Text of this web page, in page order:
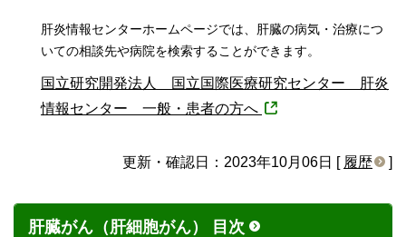
肝炎情報センターホームページでは、肝臓の病気・治療につ
いての相談先や病院を検索することができます。
国立研究開発法人 国立国際医療研究センター 肝炎
情報センター 一般・患者の方へ
更新・確認日：2023年10月06日 [ 履歴 ]
肝臓がん（肝細胞がん） 目次